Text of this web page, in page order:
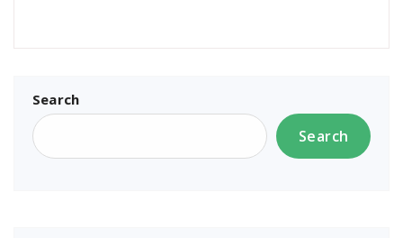
Search
Search